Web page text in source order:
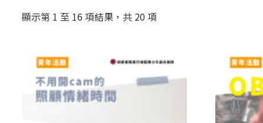
顯示第 1 至 16 項結果，共 20 項